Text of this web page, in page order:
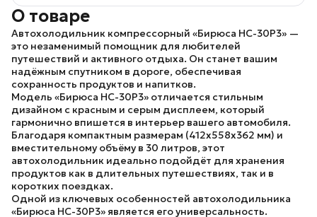
О товаре
Автохолодильник компрессорный «Бирюса НС-30Р3» —
это незаменимый помощник для любителей
путешествий и активного отдыха. Он станет вашим
надёжным спутником в дороге, обеспечивая
сохранность продуктов и напитков.
Модель «Бирюса НС-30Р3» отличается стильным
дизайном с красным и серым дисплеем, который
гармонично впишется в интерьер вашего автомобиля.
Благодаря компактным размерам (412х558х362 мм) и
вместительному объёму в 30 литров, этот
автохолодильник идеально подойдёт для хранения
продуктов как в длительных путешествиях, так и в
коротких поездках.
Одной из ключевых особенностей автохолодильника
«Бирюса НС-30Р3» является его универсальность.